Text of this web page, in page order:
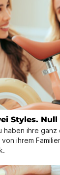
Styles.
haben ihre
ihrem